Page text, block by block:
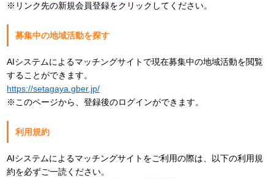
※リンク先の新規会員登録をクリックしてください。
募集中の地域活動を探す
AIシステムによるマッチングサイトで現在募集中の地域活動を閲覧
することができます。
https://setagaya.gber.jp/
※このページから、登録後のログインができます。
利用規約
AIシステムによるマッチングサイトをご利用の際は、以下の利用規
約を必ずご一読ください。